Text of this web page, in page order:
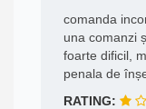
comanda
una comanzi
foarte dificil,
penala de
RATING: